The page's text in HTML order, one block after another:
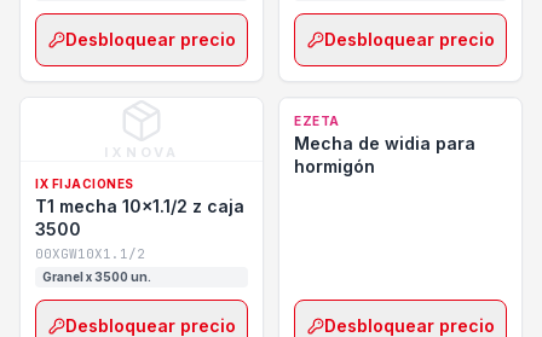
Desbloquear precio Desbloquear precio
IXNOVA
IX FIJACIONES
T1 mecha 10x1.1/2 z caja
3500
00XGW10X1.1/2
Granel x 3500 un.
Desbloquear precio
EZETA
Mecha de widia para
hormigón
Desbloquear precio